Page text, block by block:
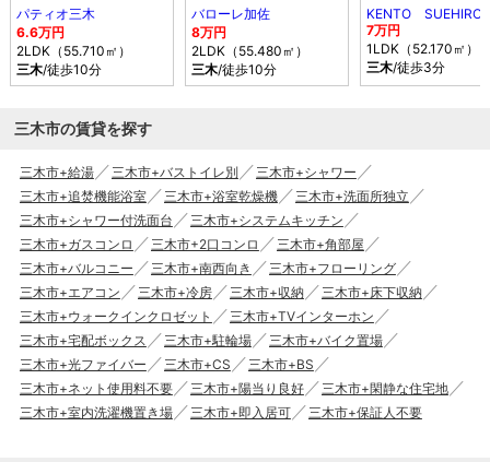
パティオ三木
6.6万円
2LDK（55.710㎡）
三木/徒歩10分
バローレ加佐
8万円
2LDK（55.480㎡）
三木/徒歩10分
KENTO SUEHIRO
7万円
1LDK（52.170㎡）
三木/徒歩3分
三木市の賃貸を探す
三木市+給湯 三木市+バストイレ別
三木市+シャワー
三木市+追焚機能浴室
三木市+浴室乾燥機
三木市+洗面所独立
三木市+シャワー付洗面台
三木市+システムキッチン
三木市+ガスコンロ
三木市+2口コンロ
三木市+角部屋
三木市+バルコニー
三木市+南西向き
三木市+フローリング
三木市+エアコン
三木市+冷房 三木市+収納
三木市+床下収納
三木市+ウォークインクロゼット
三木市+TVインターホン
三木市+宅配ボックス
三木市+駐輪場
三木市+バイク置場
三木市+光ファイバー
三木市+CS
三木市+BS
三木市+ネット使用料不要
三木市+陽当り良好
三木市+閑静な住宅地
三木市+室内洗濯機置き場
三木市+即入居可 三木市+保証人不要